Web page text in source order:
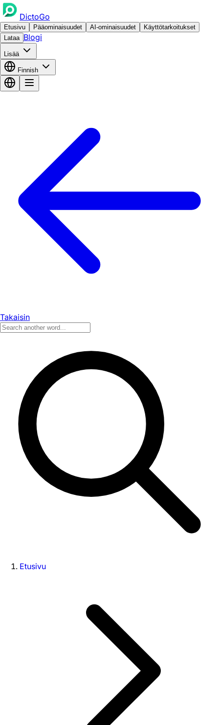
DictoGo
Etusivu Pääominaisuudet AI-ominaisuudet
Käyttötarkoitukset
Lataa Blogi
Lisää
Finnish
Takaisin
Etusivu